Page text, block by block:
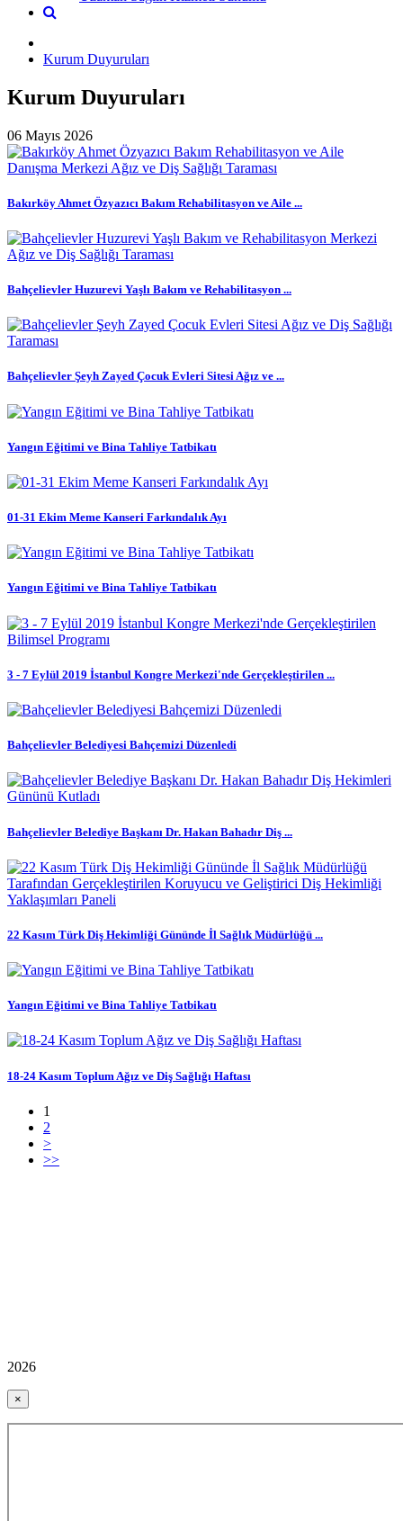
Kurum Duyuruları
Kurum Duyuruları
06 Mayıs 2026
Bakırköy Ahmet Özyazıcı Bakım Rehabilitasyon ve Aile ...
Bahçelievler Huzurevi Yaşlı Bakım ve Rehabilitasyon ...
Bahçelievler Şeyh Zayed Çocuk Evleri Sitesi Ağız ve ...
Yangın Eğitimi ve Bina Tahliye Tatbikatı
01-31 Ekim Meme Kanseri Farkındalık Ayı
Yangın Eğitimi ve Bina Tahliye Tatbikatı
3 - 7 Eylül 2019 İstanbul Kongre Merkezi'nde Gerçekleştirilen ...
Bahçelievler Belediyesi Bahçemizi Düzenledi
Bahçelievler Belediye Başkanı Dr. Hakan Bahadır Diş ...
22 Kasım Türk Diş Hekimliği Gününde İl Sağlık Müdürlüğü ...
Yangın Eğitimi ve Bina Tahliye Tatbikatı
18-24 Kasım Toplum Ağız ve Diş Sağlığı Haftası
1
2
>
>>
2026
×